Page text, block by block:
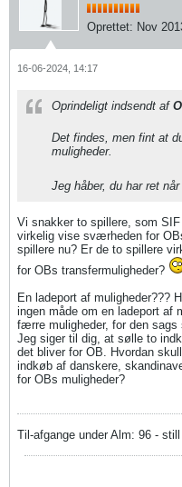
Oprettet: Nov
16-06-2024, 14:17
Oprindeligt indsendt af
Det findes, men fint at
muligheder.
Jeg håber, du har ret
Vi snakker to spillere, som
virkelig vise sværheden for
spillere nu? Er de to spillere
for OBs transfermuligheder?
En ladeport af muligheder???
ingen måde om en ladeport af
færre muligheder, for den sags
Jeg siger til dig, at sølle to
det bliver for OB. Hvordan
indkøb af danskere,
for OBs muligheder?
Til-afgange under Alm: 96 -